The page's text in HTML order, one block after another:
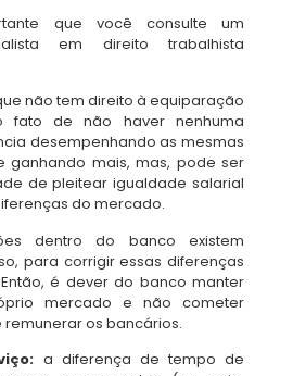
que você consulte um
em direito trabalhista
não tem direito à equiparação
fato de não haver nenhuma
desempenhando as mesmas
ganhando mais, mas, pode ser
de pleitear igualdade salarial
do mercado.
dentro do banco existem
para corrigir essas diferenças
é dever do banco manter
mercado e não cometer
remunerar os bancários.
a diferença de tempo de